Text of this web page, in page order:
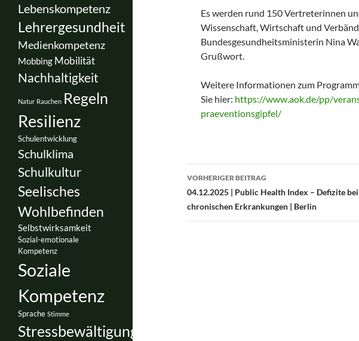
Es werden rund 150 Vertreterinnen
Wissenschaft, Wirtschaft und
Bundesgesundheitsministerin Nina
Grußwort.
Weitere Informationen zum
Sie hier: https://www.aok.de/pp/
praeventionsgipfel/
Beitragsnavigation
VORHERIGER BEITRAG
04.12.2025 | Public Health Index – Defizite
chronischen Erkrankungen | Berlin
Lebenskompetenz
Lehrergesundheit
Medienkompetenz
Mobbing Mobilität
Nachhaltigkeit
Natur Rauchen Regeln
Resilienz
Schulentwicklung
Schulklima
Schulkultur
Seelisches
Wohlbefinden
Selbstwirksamkeit
Sozial-emotionale
Kompetenz
Soziale
Kompetenz
Sprache Stimme
Stressbewältigung